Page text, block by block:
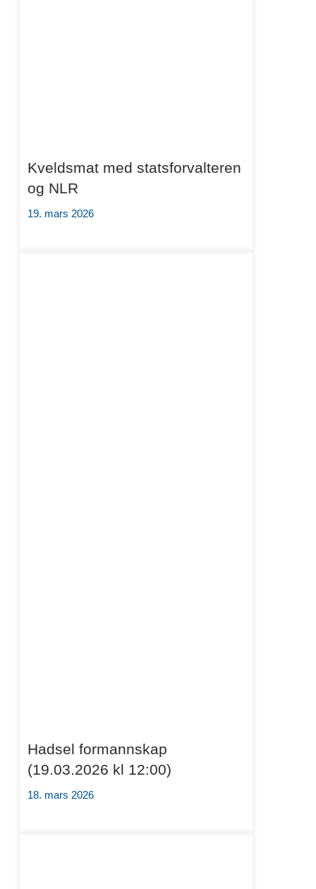
Kveldsmat med statsforvalteren
og NLR
19. mars 2026
Hadsel formannskap
(19.03.2026 kl 12:00)
18. mars 2026